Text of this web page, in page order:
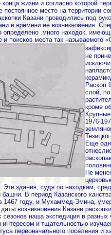
конца жизни и согласно которой
постоянное место на территории
Казани проводились под
и времени ее возникновения.
.много находок,
поисков места так
не
Раскоп
слой,
кроме
1976-
Еще
Не
Эти здания, судя по находкам,
В период Казанского
1467 году, и Мухаммед-Эмина,
возникновения Казани
наша экспедиция в
и тщательностью
первоначального поселения